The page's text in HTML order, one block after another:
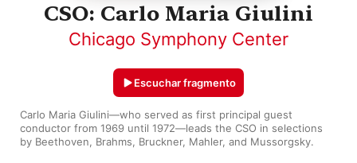
CSO: Carlo Maria Giulini
Chicago Symphony Center
Carlo Maria Giulini—who served as first principal guest
conductor from 1969 until 1972—leads the CSO in selections
Escuchar fragmento